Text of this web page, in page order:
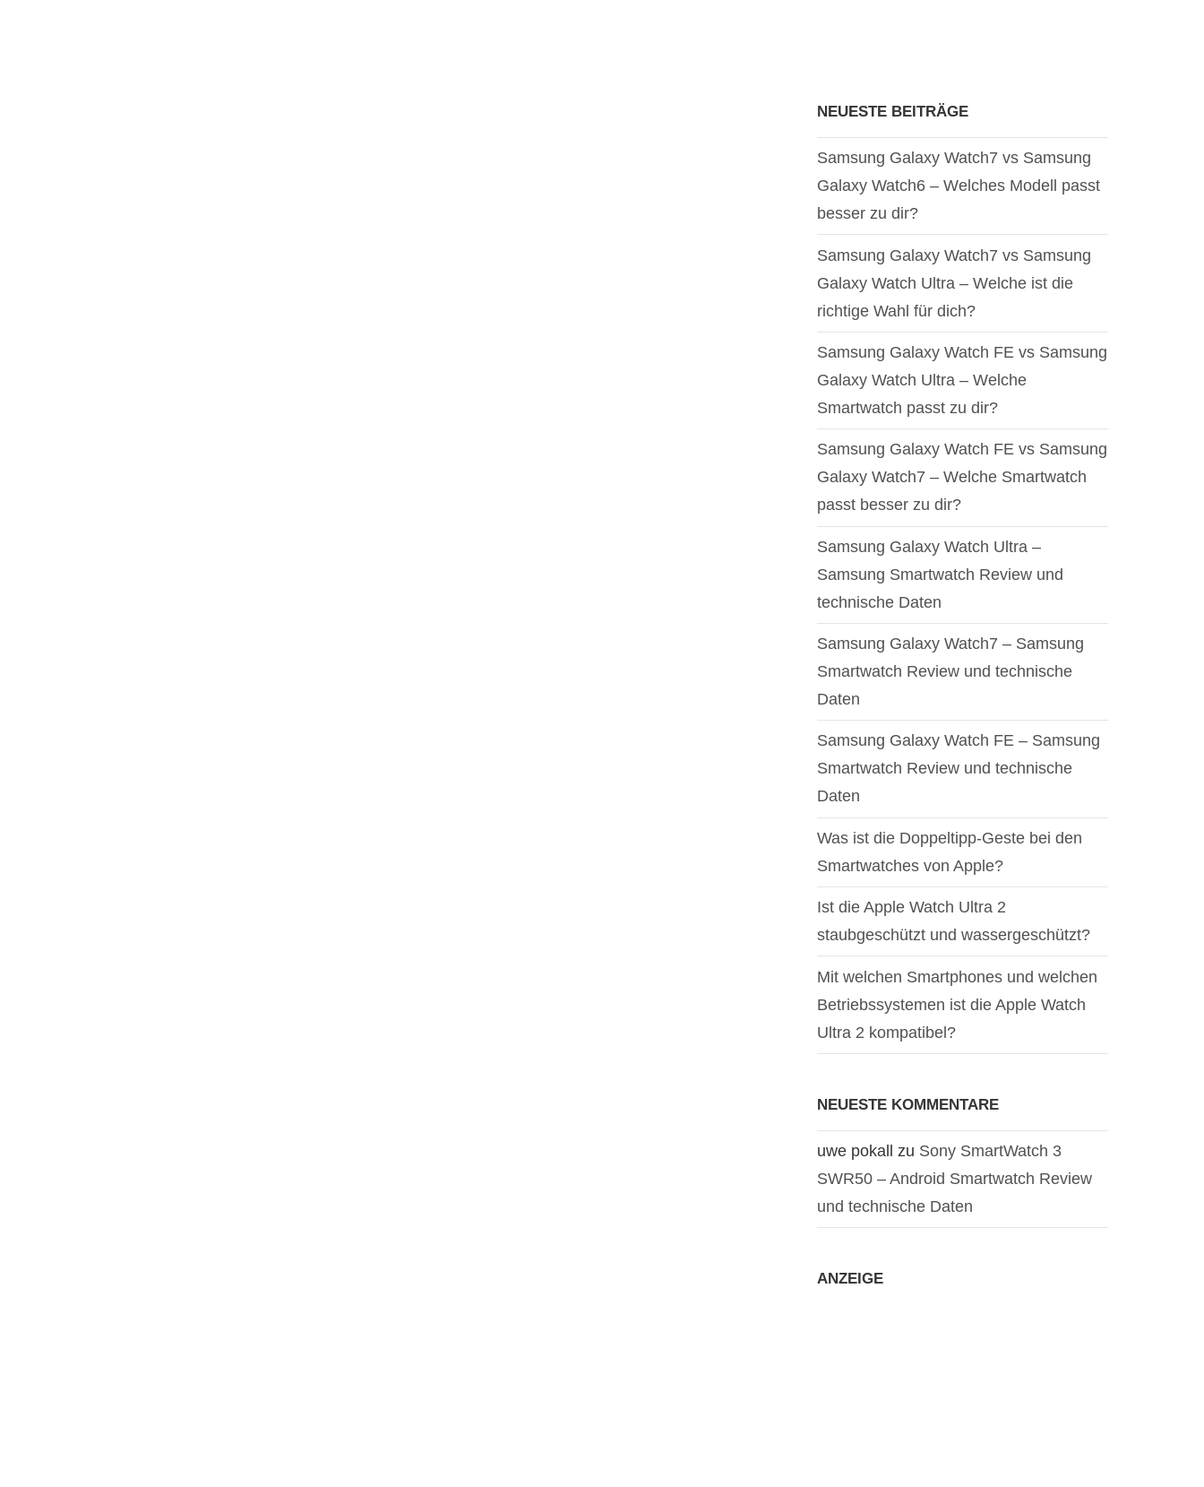
NEUESTE BEITRÄGE
Samsung Galaxy Watch7 vs Samsung
Galaxy Watch6 – Welches Modell passt
besser zu dir?
Samsung Galaxy Watch7 vs Samsung
Galaxy Watch Ultra – Welche ist die
richtige Wahl für dich?
Samsung Galaxy Watch FE vs Samsung
Galaxy Watch Ultra – Welche
Smartwatch passt zu dir?
Samsung Galaxy Watch FE vs Samsung
Galaxy Watch7 – Welche Smartwatch
passt besser zu dir?
Samsung Galaxy Watch Ultra –
Samsung Smartwatch Review und
technische Daten
Samsung Galaxy Watch7 – Samsung
Smartwatch Review und technische
Daten
Samsung Galaxy Watch FE – Samsung
Smartwatch Review und technische
Daten
Was ist die Doppeltipp-Geste bei den
Smartwatches von Apple?
Ist die Apple Watch Ultra 2
staubgeschützt und wassergeschützt?
Mit welchen Smartphones und welchen
Betriebssystemen ist die Apple Watch
Ultra 2 kompatibel?
NEUESTE KOMMENTARE
uwe pokall zu Sony SmartWatch 3
SWR50 – Android Smartwatch Review
und technische Daten
ANZEIGE